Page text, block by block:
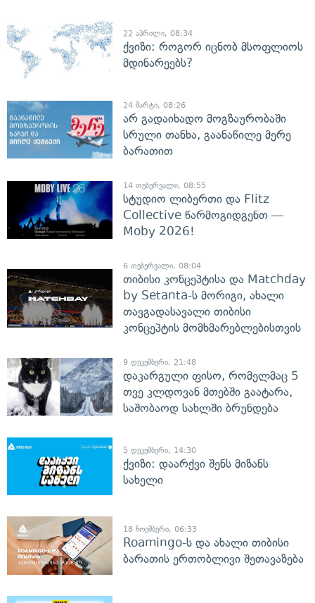
22 აპრილი, 08:34
ქვიზი: როგორ იცნობ მსოფლიოს
მდინარეებს?
24 მარტი, 08:26
არ გადაიხადო მოგზაურობაში
სრული თანხა, გაანაწილე მერე
ბარათით
14 თებერვალი, 08:55
სტუდიო ლიბერთი და Flitz
Collective წარმოგიდგენთ —
Moby 2026!
6 თებერვალი, 08:04
თიბისი კონცეპტისა და Matchday
by Setanta-ს მორიგი, ახალი
თავგადასავალი თიბისი
კონცეპტის მომხმარებლებისთვის
9 დეკემბერი, 21:48
დაკარგული ფისო, რომელმაც 5
თვე კლდოვან მთებში გაატარა,
საშობაოდ სახლში ბრუნდება
5 დეკემბერი, 14:30
ქვიზი: დაარქვი შენს მიზანს
სახელი
18 ნოემბერი, 06:33
Roamingo-ს და ახალი თიბისი
ბარათის ერთობლივი შეთავაზება